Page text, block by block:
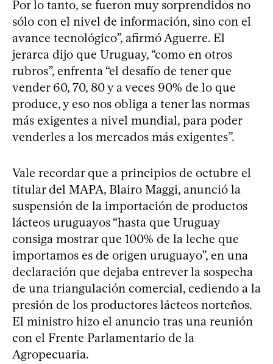
Por lo tanto, se fueron muy sorprendidos no
sólo con el nivel de información, sino con el
avance tecnológico”, afirmó Aguerre. El
jerarca dijo que Uruguay, “como en otros
rubros”, enfrenta “el desafío de tener que
vender 60, 70, 80 y a veces 90% de lo que
produce, y eso nos obliga a tener las normas
más exigentes a nivel mundial, para poder
venderles a los mercados más exigentes”.
Vale recordar que a principios de octubre el
titular del MAPA, Blairo Maggi, anunció la
suspensión de la importación de productos
lácteos uruguayos “hasta que Uruguay
consiga mostrar que 100% de la leche que
importamos es de origen uruguayo”, en una
declaración que dejaba entrever la sospecha
de una triangulación comercial, cediendo a la
presión de los productores lácteos norteños.
El ministro hizo el anuncio tras una reunión
con el Frente Parlamentario de la
Agropecuaria.